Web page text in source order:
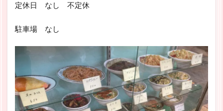
定休日 なし 不定休
駐車場 なし